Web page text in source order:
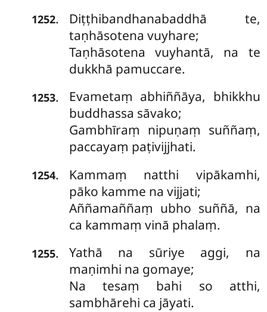
1252.
Diṭṭhibandhanabaddhā te,
taṇhāsotena vuyhare;
Taṇhāsotena vuyhantā, na te
dukkhā pamuccare.
1253.
Evametaṃ abhiññāya, bhikkhu
buddhassa sāvako;
Gambhīraṃ nipuṇaṃ suññaṃ,
paccayaṃ paṭivijjhati.
1254. Kammaṃ natthi vipākamhi,
pāko kamme na vijjati;
Aññamaññaṃ ubho suññā, na
ca kammaṃ vinā phalaṃ.
1255.
Yathā na sūriye aggi, na
maṇimhi na gomaye;
Na tesaṃ bahi so atthi,
sambhārehi ca jāyati.